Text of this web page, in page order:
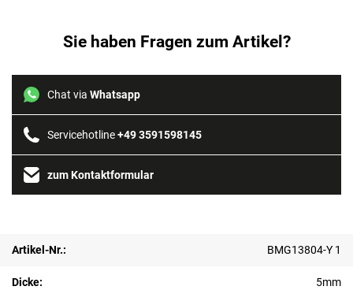
Sie haben Fragen zum Artikel?
Chat via Whatsapp
Servicehotline+49 3591598145
zum Kontaktformular
Artikel-Nr.: BMG13804-Y 1
Dicke: 5mm